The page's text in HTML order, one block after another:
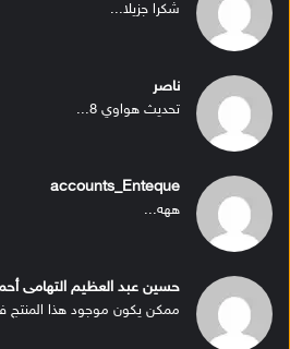
شكرا جزيلا...
ناصر
تحديث هواوي 8...
accounts_Enteque
ههه...
حسين عبد العظيم التهامى
ممكن يكون موجود هذا المنتج